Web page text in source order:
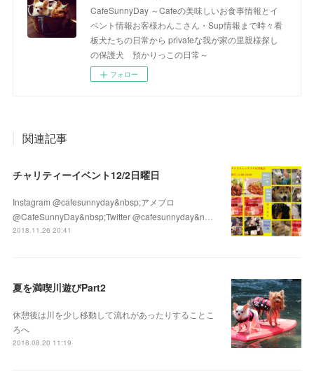
CafeSunnyDay ～Cafeの美味しいお食事情報とイ
ベント情報お客様わんこさん・Sup情報まで時々看
板犬たちの日常から privateな我が家の里親様探し
の保護犬 預かりっこの日常～
フォロー
関連記事
チャリティーイベント12/2日曜日
Instagram @cafesunnyday&nbsp;アメブロ
@CafeSunnyDay&nbsp;Twitter @cafesunnyday&n…
2018.11.26 20:41
夏を満喫川遊びPart2
休憩後は川を少し移動して流れがあったりすることこ
ろへ
2018.08.20 11:19